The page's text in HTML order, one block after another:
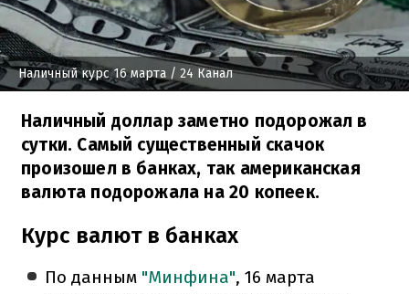
Наличный курс 16 марта / 24 Канал
Наличный доллар заметно подорожал в
сутки. Самый существенный скачок
произошел в банках, так американская
валюта подорожала на 20 копеек.
Курс валют в банках
По данным "Минфина", 16 марта